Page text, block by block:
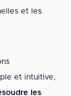
et les
et intuitive,
les